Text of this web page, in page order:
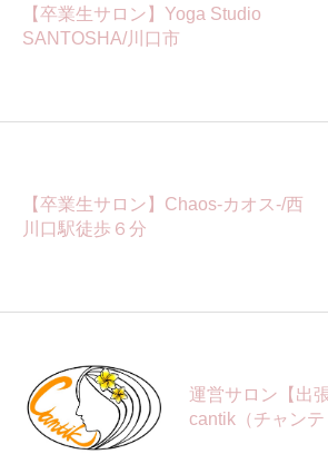
【卒業生サロン】Yoga Studio
SANTOSHA/川口市
【卒業生サロン】Chaos-カオス-/西
川口駅徒歩６分
運営サロン【出
cantik（チャンテ